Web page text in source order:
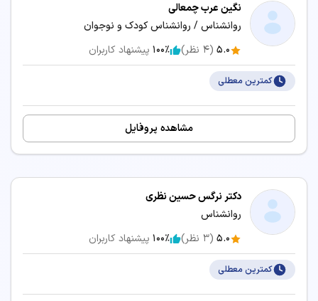
نگین عرب چمعالی
روانشناس / روانشناس کودک و نوجوان
5.0
(
4 نظر) 100٪ پیشنهاد کاربران
کمترین معطلی
مشاهده پروفایل
دکتر نرگس حسین نظری
روانشناس
5.0
(
3 نظر) 100٪ پیشنهاد کاربران
کمترین معطلی